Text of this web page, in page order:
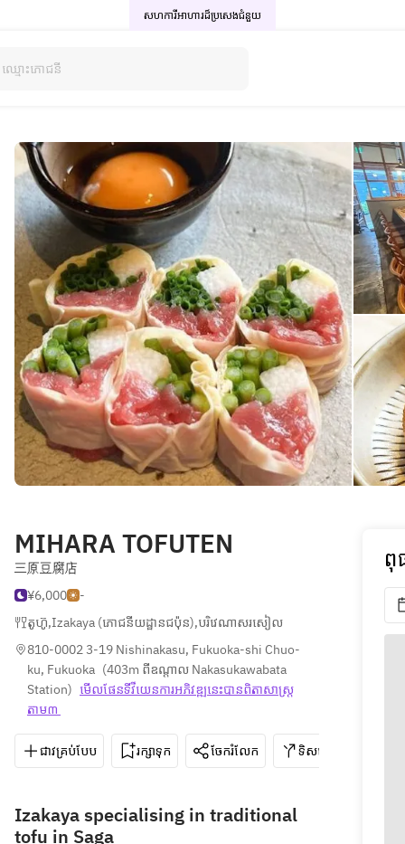
សហការីអាហារដ៏ប្រសេងជំនួយ
MIHARA TOFUTEN
三原豆腐店
¥6,000
-
តូហ៊ូ,Izakaya (ភោជនីយដ្ឋានជប៉ុន),បរិវេណាសរសៀល
810-0002 3-19 Nishinakasu, Fukuoka-shi Chuo-
ku, Fukuoka (403m ពីឧណ្ដាល Nakasukawabata
Station) មើលផែនទី​វីយេន​ការ​អភិវឌ្ឍ​នេះ​បាន​ពិតា​សាស្រ្ត​
តាម៣
ជាវគ្រប់បែប រក្សាទុក ចែករំលែក ទិសដៅ
Izakaya specialising in traditional
tofu in Saga
ពុ